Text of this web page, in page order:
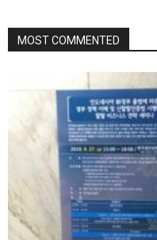
MOST COMMENTED